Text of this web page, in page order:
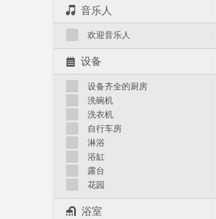
音乐人
欢迎音乐人
设备
设备齐全的厨房
洗碗机
洗衣机
自行车房
淋浴
浴缸
露台
花园
浴室